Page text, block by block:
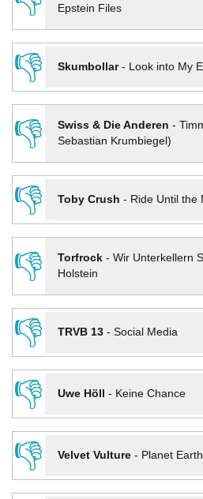
Epstein Files
👎
Skumbollar- Look into My
👎
Swiss & Die Anderen -
Sebastian Krumbiegel)
👎
Toby Crush - Ride Until the
👎
Torfrock- Wir Unterkellern
Holstein
👎
TRVB 13- Social Media
👎
Uwe Höll - Keine Chance
👎
Velvet Vulture- Planet Earth